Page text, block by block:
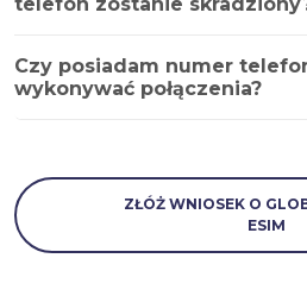
Czy posiadam numer
wykonywać połączenia?
ZŁÓŻ WNIOSEK O
ESIM